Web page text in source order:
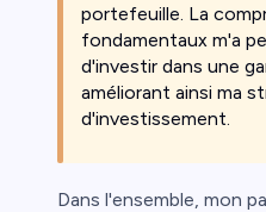
portefeuille. La
fondamentaux m'a
d'investir dans une
améliorant ainsi ma
d'investissement.
Dans l'ensemble, mon